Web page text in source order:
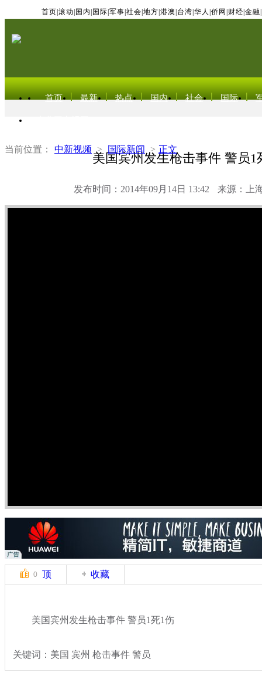
首页 滚动 国内 国际 军事 社会 地方 港澳 台湾 华人 侨网 财经 金融
首页 最新 热点 国内 社会 国际
当前位置： 中新视频 > 国际新闻 > 正文
美国宾州发生枪击事件 警员1
发布时间：2014年09月14日 13:42 来源：上
0 顶 收藏
美国宾州发生枪击事件 警员1死1伤
关键词：美国 宾州 枪击事件 警员